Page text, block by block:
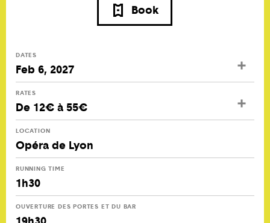
Book
DATES
Feb 6, 2027
RATES
De 12€ à 55€
LOCATION
Opéra de Lyon
RUNNING TIME
1h30
OUVERTURE DES PORTES ET DU BAR